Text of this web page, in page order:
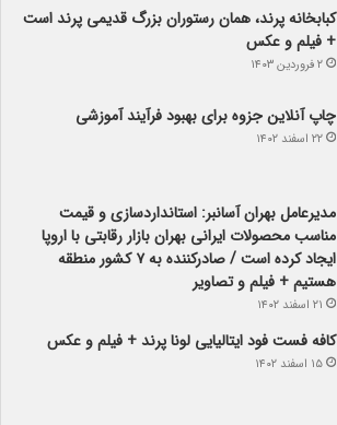
کبابخانه پرند، همان رستوران بزرگ قدیمی پرند است
+ فیلم و عکس
۲ فروردین ۱۴۰۳
چاپ آنلاین جزوه برای بهبود فرآیند آموزشی
۲۲ اسفند ۱۴۰۲
مدیرعامل بهران آسانبر: استانداردسازی و قیمت
مناسب محصولات ایرانی بهران بازار رقابتی با اروپا
ایجاد کرده است / صادرکننده به ۷ کشور منطقه
هستیم + فیلم و تصاویر
۲۱ اسفند ۱۴۰۲
کافه فست فود ایتالیایی لونا پرند + فیلم و عکس
۱۵ اسفند ۱۴۰۲